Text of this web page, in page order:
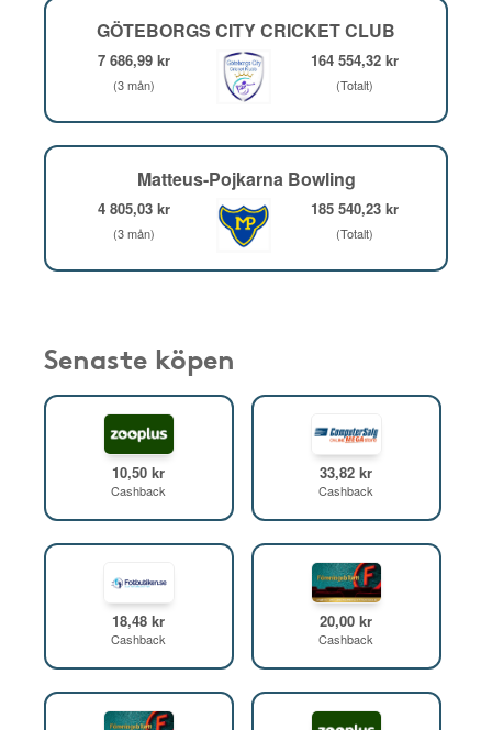
GÖTEBORGS CITY CRICKET CLUB
7 686,99 kr
(3 mån)
164 554,32 kr
(Totalt)
Matteus-Pojkarna Bowling
4 805,03 kr
(3 mån)
185 540,23 kr
(Totalt)
Senaste köpen
10,50 kr
Cashback
33,82 kr
Cashback
18,48 kr
Cashback
20,00 kr
Cashback